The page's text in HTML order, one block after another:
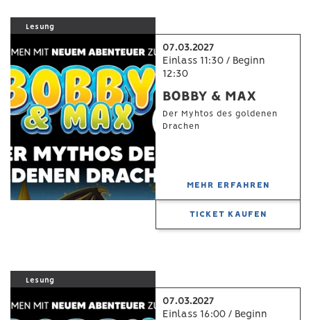
Lesung
07.03.2027
Einlass 11:30 / Beginn
12:30
BOBBY & MAX
Der Myhtos des goldenen
Drachen
MEHR ERFAHREN
TICKET KAUFEN
Lesung
07.03.2027
Einlass 16:00 / Beginn